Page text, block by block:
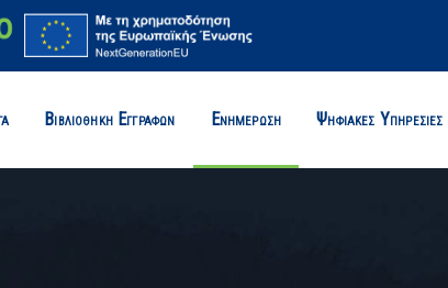
Βιβλιοθήκη Εγγράφων Ενημέρωση Ψηφιακές Υπηρεσίες